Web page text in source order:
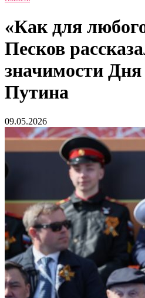
«Как для
Песков
значимости
Путина
09.05.2026